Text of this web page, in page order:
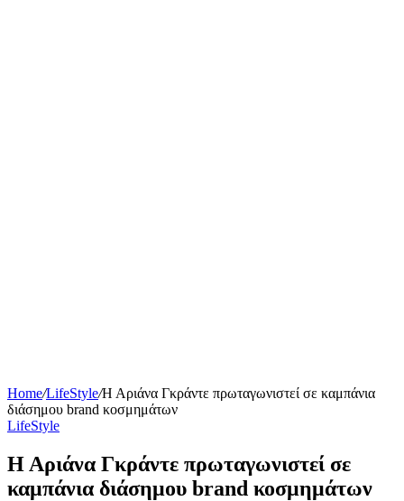
Home/LifeStyle/Η Αριάνα Γκράντε πρωταγωνιστεί σε καμπάνια
διάσημου brand κοσμημάτων
LifeStyle
Η Αριάνα Γκράντε πρωταγωνιστεί σε
καμπάνια διάσημου brand κοσμημάτων